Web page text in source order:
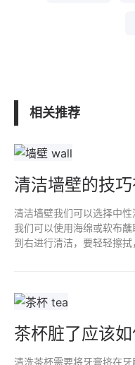
相关推荐
清洁墙壁的技
清洁墙壁我们可以选择中性
我们可以使用海绵或软布
到右进行清洁，要轻轻擦
茶杯脏了应该
清洗茶杯需要将牙膏挤在